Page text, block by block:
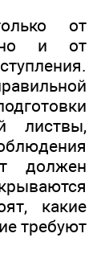
от
но и от
листвы,
должен
какие
требуют